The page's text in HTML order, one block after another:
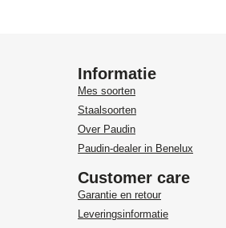
Informatie
Mes soorten
Staalsoorten
Over Paudin
Paudin-dealer in Benelux
Customer care
Garantie en retour
Leveringsinformatie